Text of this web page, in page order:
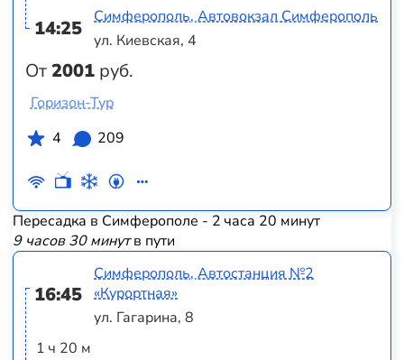
14:25
От2001 руб.
Симферополь, Автовокзал Симферополь
ул. Киевская, 4
Горизон-Тур
4
209
Пересадка в Симферополе - 2 часа 20 минут
9 часов 30 минутв пути
16:45
1 ч 20 м
Симферополь, Автостанция №2
«Курортная»
ул. Гагарина, 8